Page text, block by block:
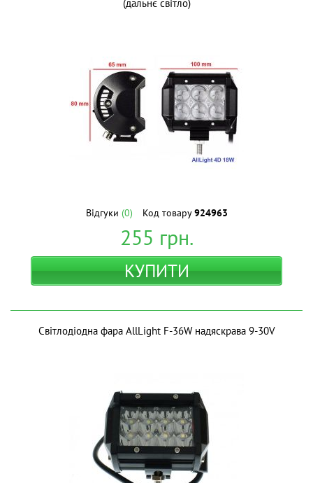
(дальнє світло)
Відгуки (0) Код товару924963
255 грн.
КУПИТИ
Світлодіодна фара AllLight F-36W надяскрава 9-30V